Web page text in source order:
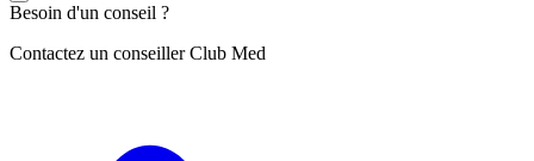
Besoin d'un conseil ?
Contactez un conseiller Club Med